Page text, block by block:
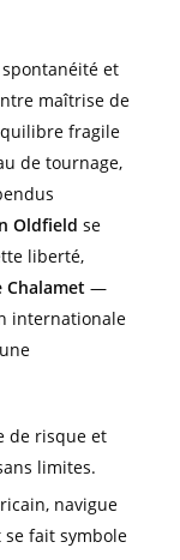
et
maîtrise de
fragile
de tournage,
Oldfield se
liberté,
Chalamet —
internationale
de risque et
limites.
navigue
se fait symbole